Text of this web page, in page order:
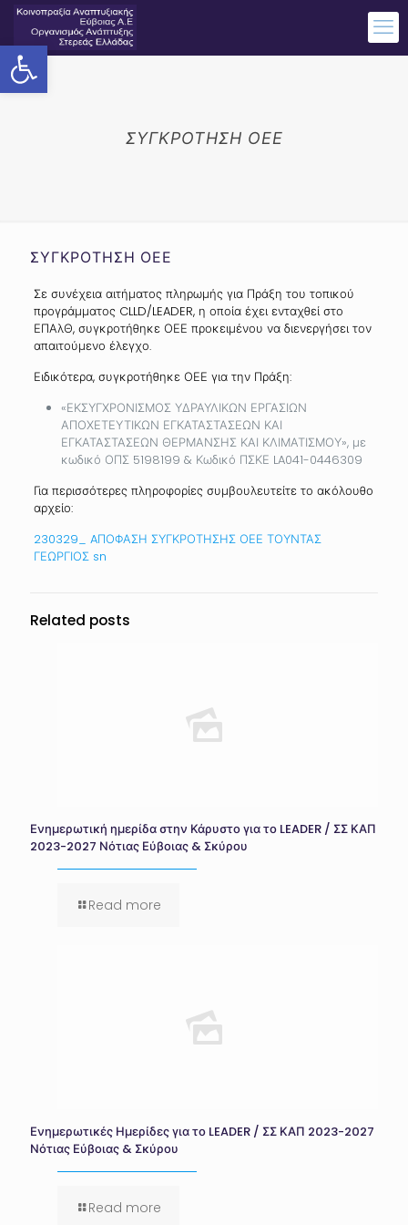
Ανοίξτε τη γραμμή εργαλείων
ΣΥΓΚΡΟΤΗΣΗ ΟΕΕ
ΣΥΓΚΡΟΤΗΣΗ ΟΕΕ
Σε συνέχεια αιτήματος πληρωμής για Πράξη του τοπικού
προγράμματος CLLD/LEADER, η οποία έχει ενταχθεί στο
ΕΠΑλΘ, συγκροτήθηκε ΟΕΕ προκειμένου να διενεργήσει τον
απαιτούμενο έλεγχο.
Ειδικότερα, συγκροτήθηκε ΟΕΕ για την Πράξη:
«ΕΚΣΥΓΧΡΟΝΙΣΜΟΣ ΥΔΡΑΥΛΙΚΩΝ ΕΡΓΑΣΙΩΝ
ΑΠΟΧΕΤΕΥΤΙΚΩΝ ΕΓΚΑΤΑΣΤΑΣΕΩΝ ΚΑΙ
ΕΓΚΑΤΑΣΤΑΣΕΩΝ ΘΕΡΜΑΝΣΗΣ ΚΑΙ ΚΛΙΜΑΤΙΣΜΟΥ», με
κωδικό ΟΠΣ 5198199 & Κωδικό ΠΣΚΕ LA041-0446309
Για περισσότερες πληροφορίες συμβουλευτείτε το ακόλουθο
αρχείο:
230329_ AΠΟΦΑΣΗ ΣΥΓΚΡΟΤΗΣΗΣ ΟΕΕ ΤΟΥΝΤΑΣ
ΓΕΩΡΓΙΟΣ sn
Related posts
Ενημερωτική ημερίδα στην Κάρυστο για το LEADER / ΣΣ ΚΑΠ
2023-2027 Νότιας Εύβοιας & Σκύρου
Read more
Ενημερωτικές Ημερίδες για το LEADER / ΣΣ ΚΑΠ 2023-2027
Νότιας Εύβοιας & Σκύρου
Read more